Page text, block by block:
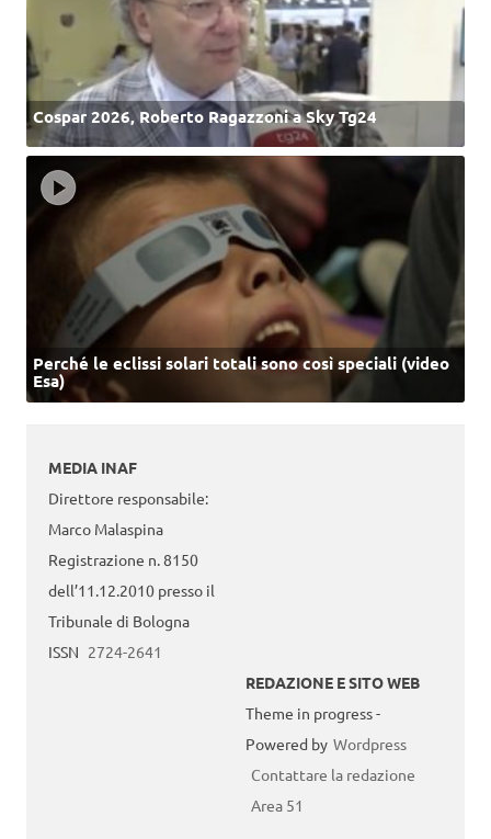
Cospar 2026, Roberto Ragazzoni a Sky Tg24
Perché le eclissi solari totali sono così speciali (video
Esa)
MEDIA INAF
Direttore responsabile:
Marco Malaspina
Registrazione n. 8150
dell’11.12.2010 presso il
Tribunale di Bologna
ISSN 2724-2641
REDAZIONE E SITO WEB
Theme in progress -
Powered by Wordpress
Contattare la redazione
Area 51